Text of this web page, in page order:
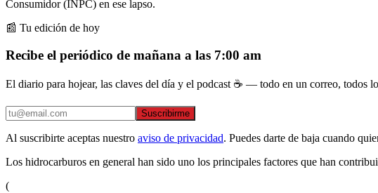
Consumidor (INPC) en ese lapso.
📰 Tu edición de hoy
Recibe el periódico de mañana a las 7:00 am
El diario para hojear, las claves del día y el podcast ☕ — todo en un correo, todos
Suscribirme
Al suscribirte aceptas nuestro aviso de privacidad. Puedes darte de baja cuando
Los hidrocarburos en general han sido uno los principales factores que han
(